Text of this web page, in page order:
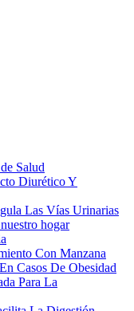
Salud
Diurético Y
Las Vías Urinarias
hogar
Con Manzana
Casos De Obesidad
Para La